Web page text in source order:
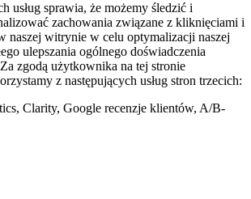
usług sprawia, że możemy śledzić i
zachowania związane z kliknięciami i
naszej witrynie w celu optymalizacji naszej
ulepszania ogólnego doświadczenia
zgodą użytkownika na tej stronie
z następujących usług stron trzecich:
Clarity, Google recenzje klientów, A/B-